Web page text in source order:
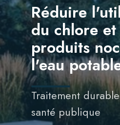
Réduire
du chlore et
produits
l'eau
Traitement
santé publique